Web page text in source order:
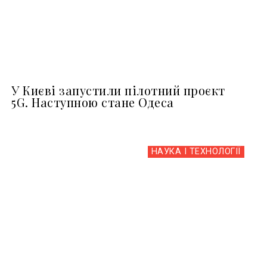
У Києві запустили пілотний проєкт
5G. Наступною стане Одеса
НАУКА І ТЕХНОЛОГІЇ